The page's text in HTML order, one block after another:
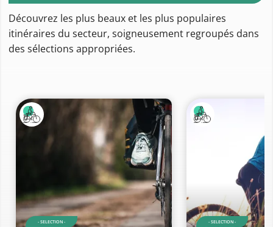
Découvrez les plus beaux et les plus populaires
itinéraires du secteur, soigneusement regroupés dans
des sélections appropriées.
- SELECTION - - SELECTION -